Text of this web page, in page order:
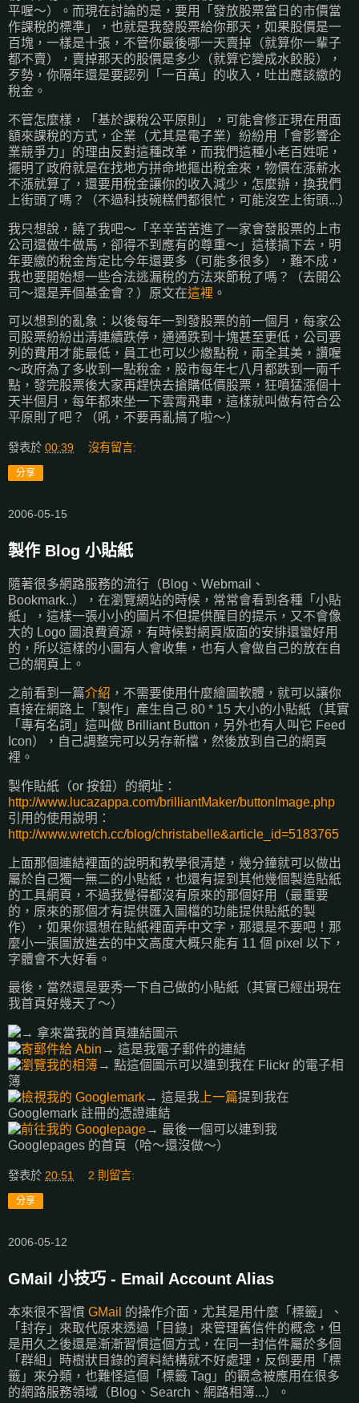
平喔～）。而現在討論的是，要用「發放股票當日的市價當
作課稅的標準」，也就是我發股票給你那天，如果股價是一
百塊，一樣是十張，不管你最後哪一天賣掉（就算你一輩子
都不賣），賣掉那天的股價是多少（就算它變成水餃股），
歹勢，你隔年還是要認列「一百萬」的收入，吐出應該繳的
稅金。
不管怎麼樣，「基於課稅公平原則」，可能會修正現在用面
額來課稅的方式，企業（尤其是電子業）紛紛用「會影響企
業競爭力」的理由反對這種改革，而我們這種小老百姓呢，
擺明了政府就是在找地方拼命地摳出稅金來，物價在漲薪水
不漲就算了，還要用稅金讓你的收入減少，怎麼辦，換我們
上街頭了嗎？（不過科技碗糕們都很忙，可能沒空上街頭...）
我只想說，饒了我吧～「辛辛苦苦進了一家會發股票的上市
公司還做牛做馬，卻得不到應有的尊重～」這樣搞下去，明
年要繳的稅金肯定比今年還要多（可能多很多），難不成，
我也要開始想一些合法逃漏稅的方法來節稅了嗎？（去開公
司～還是弄個基金會？）原文在這裡 。
可以想到的亂象：以後每年一到發股票的前一個月，每家公
司股票紛紛出清連續跌停，通通跌到十塊甚至更低，公司要
列的費用才能最低，員工也可以少繳點稅，兩全其美，讚喔
～政府為了多收到一點稅金，股市每年七八月都跌到一兩千
點，發完股票後大家再趕快去搶購低價股票，狂噴猛漲個十
天半個月，每年都來坐一下雲霄飛車，這樣就叫做有符合公
平原則了吧？（吼，不要再亂搞了啦～）
發表於 00:39 沒有留言:
分享
2006-05-15
製作 Blog 小貼紙
隨著很多網路服務的流行（Blog、Webmail、
Bookmark..），在瀏覽網站的時候，常常會看到各種「小貼
紙」，這樣一張小小的圖片不但提供醒目的提示，又不會像
大的 Logo 圖浪費資源，有時候對網頁版面的安排還蠻好用
的，所以這樣的小圖有人會收集，也有人會做自己的放在自
己的網頁上。
之前看到一篇介紹 ，不需要使用什麼繪圖軟體，就可以讓你
直接在網路上「製作」產生自己 80 * 15 大小的小貼紙（其實
「專有名詞」這叫做 Brilliant Button，另外也有人叫它 Feed
Icon），自己調整完可以另存新檔，然後放到自己的網頁
裡。
製作貼紙（or 按鈕）的網址：
http://www.lucazappa.com/brilliantMaker/buttonImage.php
引用的使用說明：
http://www.wretch.cc/blog/christabelle&article_id=5183765
上面那個連結裡面的說明和教學很清楚，幾分鐘就可以做出
屬於自己獨一無二的小貼紙，也還有提到其他幾個製造貼紙
的工具網頁，不過我覺得都沒有原來的那個好用（最重要
的，原來的那個才有提供匯入圖檔的功能提供貼紙的製
作），如果你還想在貼紙裡面弄中文字，那還是不要吧！那
麼小一張圖放進去的中文高度大概只能有 11 個 pixel 以下，
字體會不大好看。
最後，當然還是要秀一下自己做的小貼紙（其實已經出現在
我首頁好幾天了～）
→ 拿來當我的首頁連結圖示
→ 這是我電子郵件的連結
→ 點這個圖示可以連到我在 Flickr 的電子相
簿
→ 這是我 上一篇提到我在
Googlemark 註冊的憑證連結
→ 最後一個可以連到我
Googlepages 的首頁（哈～還沒做～）
發表於 20:51 2 則留言:
分享
2006-05-12
GMail 小技巧 - Email Account Alias
本來很不習慣 GMail 的操作介面，尤其是用什麼「標籤」、
「封存」來取代原來透過「目錄」來管理舊信件的概念，但
是用久之後還是漸漸習慣這個方式，在同一封信件屬於多個
「群組」時樹狀目錄的資料結構就不好處理，反倒要用「標
籤」來分類，也難怪這個「標籤 Tag」的觀念被應用在很多
的網路服務領域（Blog、Search、網路相簿...）。